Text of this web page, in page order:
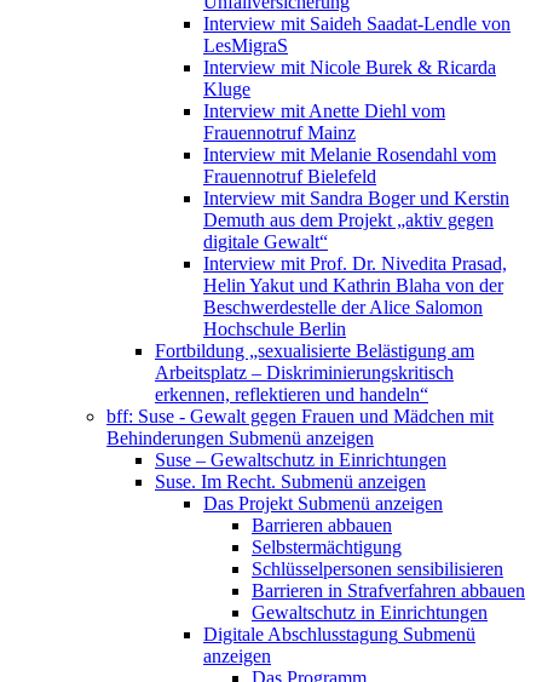
Interview mit Saideh Saadat-Lendle von
LesMigraS
Interview mit Nicole Burek & Ricarda
Kluge
Interview mit Anette Diehl vom
Frauennotruf Mainz
Interview mit Melanie Rosendahl vom
Frauennotruf Bielefeld
Interview mit Sandra Boger und Kerstin
Demuth aus dem Projekt „aktiv gegen
digitale Gewalt“
Interview mit Prof. Dr. Nivedita Prasad,
Helin Yakut und Kathrin Blaha von der
Beschwerdestelle der Alice Salomon
Hochschule Berlin
Fortbildung „sexualisierte Belästigung am
Arbeitsplatz – Diskriminierungskritisch
erkennen, reflektieren und handeln“
bff: Suse - Gewalt gegen Frauen und Mädchen mit
Behinderungen Submenü anzeigen
Suse – Gewaltschutz in Einrichtungen
Suse. Im Recht. Submenü anzeigen
Das Projekt Submenü anzeigen
Barrieren abbauen
Selbstermächtigung
Schlüsselpersonen sensibilisieren
Barrieren in Strafverfahren abbauen
Gewaltschutz in Einrichtungen
Digitale Abschlusstagung Submenü
anzeigen
Das Programm